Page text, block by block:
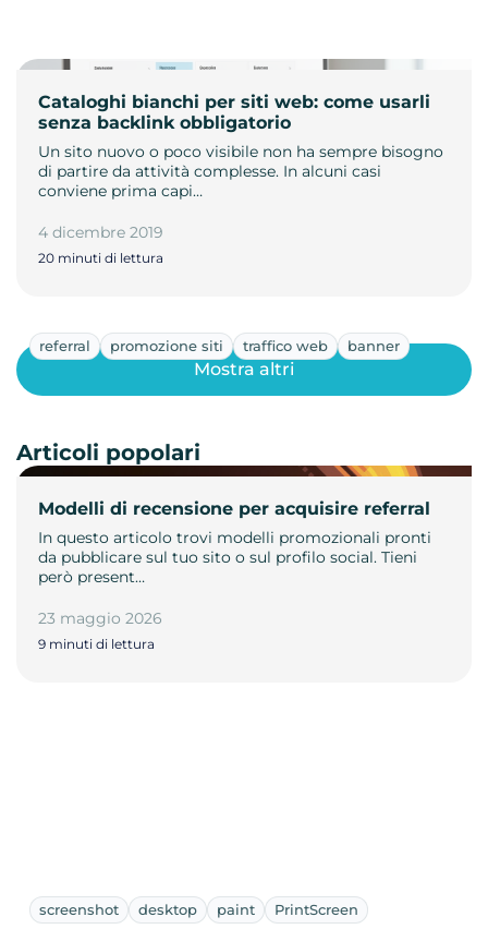
Cataloghi bianchi per siti web: come usarli
senza backlink obbligatorio
Un sito nuovo o poco visibile non ha sempre bisogno
di partire da attività complesse. In alcuni casi
conviene prima capi…
4 dicembre 2019
20 minuti di lettura
referral promozione siti traffico web banner
Modelli di recensione per acquisire referral
In questo articolo trovi modelli promozionali pronti
da pubblicare sul tuo sito o sul profilo social. Tieni
però present…
23 maggio 2026
9 minuti di lettura
Mostra altri
Articoli popolari
screenshot desktop paint PrintScreen